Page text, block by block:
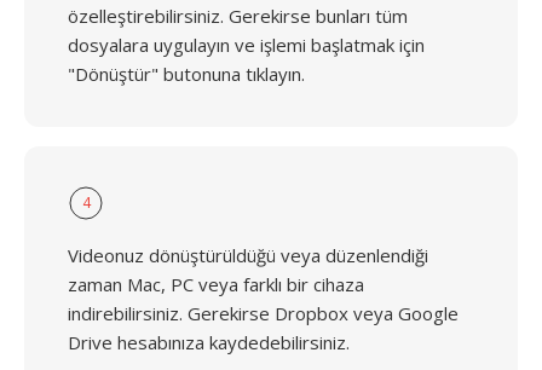
özelleştirebilirsiniz. Gerekirse bunları tüm
dosyalara uygulayın ve işlemi başlatmak için
"Dönüştür" butonuna tıklayın.
4
Videonuz dönüştürüldüğü veya düzenlendiği
zaman Mac, PC veya farklı bir cihaza
indirebilirsiniz. Gerekirse Dropbox veya Google
Drive hesabınıza kaydedebilirsiniz.